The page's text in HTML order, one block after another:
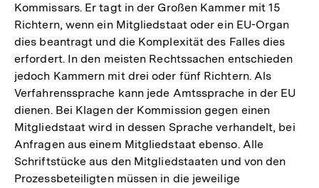
Kommissars. Er tagt in der Großen Kammer mit 15
Richtern, wenn ein Mitgliedstaat oder ein EU-Organ
dies beantragt und die Komplexität des Falles dies
erfordert. In den meisten Rechtssachen entschieden
jedoch Kammern mit drei oder fünf Richtern. Als
Verfahrenssprache kann jede Amtssprache in der EU
dienen. Bei Klagen der Kommission gegen einen
Mitgliedstaat wird in dessen Sprache verhandelt, bei
Anfragen aus einem Mitgliedstaat ebenso. Alle
Schriftstücke aus den Mitgliedstaaten und von den
Prozessbeteiligten müssen in die jeweilige